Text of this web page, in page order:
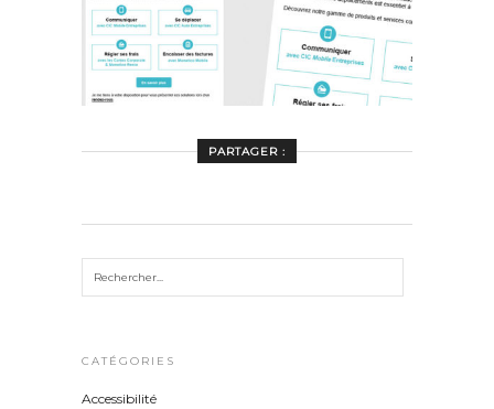
PARTAGER :
CATÉGORIES
Accessibilité